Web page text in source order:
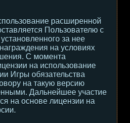
расширенной
Пользователю с
за нее
на условиях
С момента
на использование
Игры обязательства
на такую версию
Дальнейшее участие
на основе лицензии на